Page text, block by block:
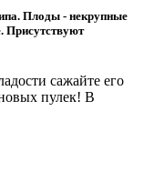
Плоды - некрупные
Присутствуют
сажайте его
пулек! В